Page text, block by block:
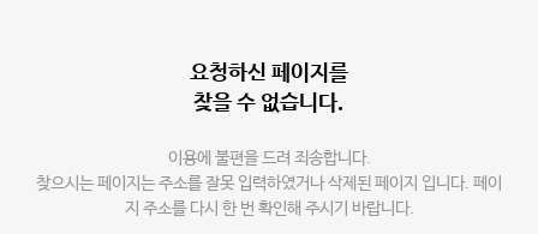
요청하신 페이지를
찾을 수 없습니다.
이용에 불편을 드려 죄송합니다.
찾으시는 페이지는 주소를 잘못 입력하였거나 삭제된 페이지 입니다. 페이
지 주소를 다시 한 번 확인해 주시기 바랍니다.